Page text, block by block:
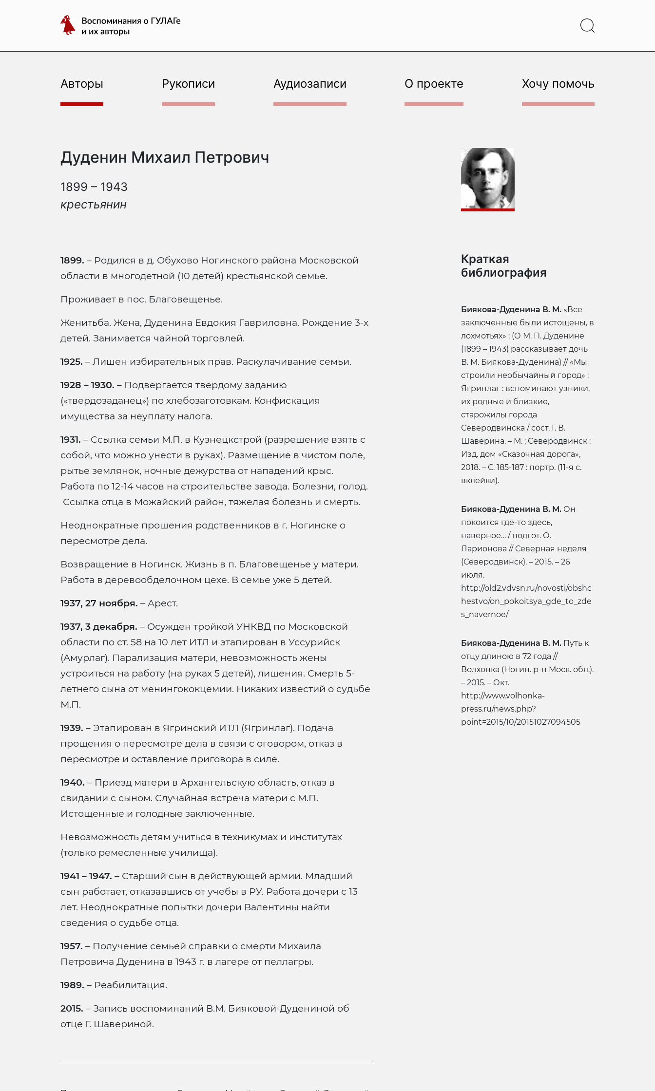
Воспоминания
о
и
авторы
Авторы Рукописи Аудиозаписи О проекте Хочу помочь
Дуденин Михаил Петрович
1899 – 1943
крестьянин
1899. – Родился в д. Обухово Ногинского района Московской
области в многодетной (10 детей) крестьянской семье.
Проживает в пос. Благовещенье.
Женитьба. Жена, Дуденина Евдокия Гавриловна. Рождение 3-х
детей. Занимается чайной торговлей.
1925. – Лишен избирательных прав. Раскулачивание семьи.
1928 – 1930. – Подвергается твердому заданию
(«твердозаданец») по хлебозаготовкам. Конфискация
имущества за неуплату налога.
1931. – Ссылка семьи М.П. в Кузнецкстрой (разрешение взять с
собой, что можно унести в руках). Размещение в чистом поле,
рытье землянок, ночные дежурства от нападений крыс.
Работа по 12-14 часов на строительстве завода. Болезни, голод.
Ссылка отца в Можайский район, тяжелая болезнь и смерть.
Неоднократные прошения родственников в г. Ногинске о
пересмотре дела.
Возвращение в Ногинск. Жизнь в п. Благовещенье у матери.
Работа в деревообделочном цехе. В семье уже 5 детей.
1937, 27 ноября. – Арест.
1937, 3 декабря. – Осужден тройкой УНКВД по Московской
области по ст. 58 на 10 лет ИТЛ и этапирован в Уссурийск
(Амурлаг). Парализация матери, невозможность жены
устроиться на работу (на руках 5 детей), лишения. Смерть 5-
летнего сына от менингококцемии. Никаких известий о судьбе
М.П.
1939. – Этапирован в Ягринский ИТЛ (Ягринлаг). Подача
прощения о пересмотре дела в связи с оговором, отказ в
пересмотре и оставление приговора в силе.
1940. – Приезд матери в Архангельскую область, отказ в
свидании с сыном. Случайная встреча матери с М.П.
Истощенные и голодные заключенные.
Невозможность детям учиться в техникумах и институтах
(только ремесленные училища).
1941 – 1947. – Старший сын в действующей армии. Младший
сын работает, отказавшись от учебы в РУ. Работа дочери с 13
лет. Неоднократные попытки дочери Валентины найти
сведения о судьбе отца.
1957. – Получение семьей справки о смерти Михаила
Петровича Дуденина в 1943 г. в лагере от пеллагры.
1989. – Реабилитация.
2015. – Запись воспоминаний В.М. Бияковой-Дудениной об
отце Г. Шавериной.
Краткая
библиография
Биякова-Дуденина В. М. «Все
заключенные были истощены, в
лохмотьях» : (О М. П. Дуденине
(1899 – 1943) рассказывает дочь
В. М. Биякова-Дуденина) // «Мы
строили необычайный город» :
Ягринлаг : вспоминают узники,
их родные и близкие,
старожилы города
Северодвинска / сост. Г. В.
Шаверина. – М. ; Северодвинск :
Изд. дом «Сказочная дорога»,
2018. – С. 185-187 : портр. (11-я с.
вклейки).
Биякова-Дуденина В. М. Он
покоится где-то здесь,
наверное… / подгот. О.
Ларионова // Северная неделя
(Северодвинск). – 2015. – 26
июля.
http://old2.vdvsn.ru/novosti/obshc
hestvo/on_pokoitsya_gde_to_zde
s_navernoe/
Биякова-Дуденина В. М. Путь к
отцу длиною в 72 года //
Волхонка (Ногин. р-н Моск. обл.).
– 2015. – Окт.
http://www.volhonka-
press.ru/news.php?
point=2015/10/20151027094505